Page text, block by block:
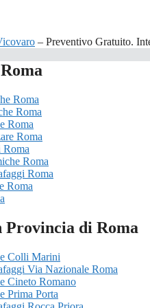
– Preventivo Gratuito.
Roma
Roma
Roma
Roma
Roma
Roma
Roma
Roma
di Roma
Colli Marini
Via Nazionale Roma
Cineto Romano
Prima Porta